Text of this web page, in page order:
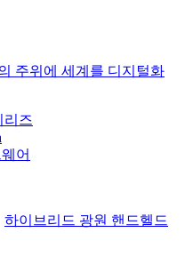
주위에 세계를 디지털화
리즈
어
하이브리드 광원 핸드헬드